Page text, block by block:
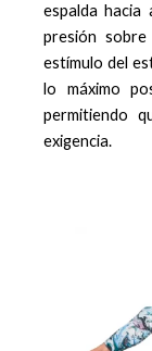
espalda hacia
presión
estímulo del
lo máximo
permitiendo
exigencia.